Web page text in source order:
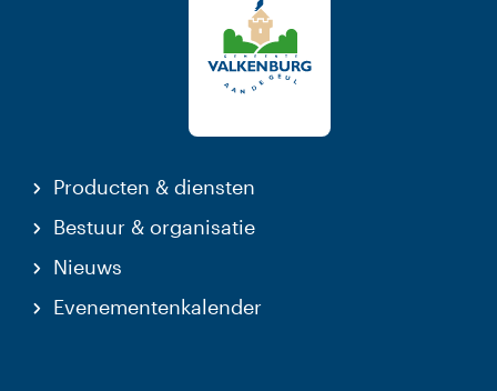
Producten & diensten
Bestuur & organisatie
Nieuws
Evenementenkalender